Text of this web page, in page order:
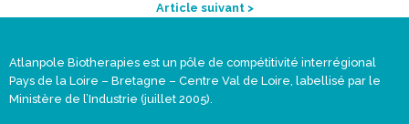
Article suivant >
Atlanpole Biotherapies est un pôle de compétitivité interrégional
Pays de la Loire – Bretagne – Centre Val de Loire, labellisé par le
Ministère de l’Industrie (juillet 2005).